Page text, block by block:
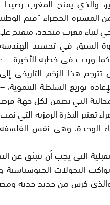
المسيرة الخضراء “قيم
لبناء مغرب متجدد، منفتح
السبق في تجسيد الهندسة
كما وردت في خطبه الأخيرة –
هذا الزخم التاريخي
توزيع السلطة التنموية، –
التي تضمن لكل جهة
تعتبر البذرة الرمزية التي
وهي نفس الفلسفة
التي يجب أن تنبثق عن
التحولات الجيوسياسية
الصادر يوم 31 أكتوبر 2025، والذي كرس